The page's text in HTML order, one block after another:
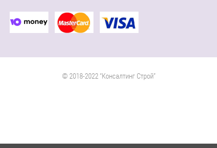
© 2018-2022 “Консалтинг Строй”